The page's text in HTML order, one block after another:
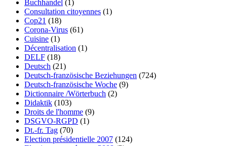
Buchhandel (1)
Consultation citoyennes (1)
Cop21 (18)
Corona-Virus (61)
Cuisine (1)
Décentralisation (1)
DELF (18)
Deutsch (21)
Deutsch-französische Beziehungen (724)
Deutsch-französische Woche (9)
Dictionnaire /Wörterbuch (2)
Didaktik (103)
Droits de l'homme (9)
DSGVO-RGPD (1)
Dt.-fr. Tag (70)
Election présidentielle 2007 (124)